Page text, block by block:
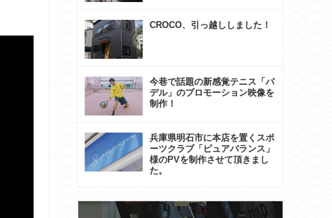
CROCO、引っ越ししました！
今巷で話題の新感覚テニス「パ
デル」のプロモーション映像を
制作！
兵庫県明石市に本店を置くスポ
ーツクラブ「ピュアバランス」
様のPVを制作させて頂きまし
た。